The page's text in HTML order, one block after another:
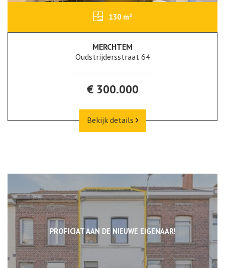
130 m²
MERCHTEM
Oudstrijdersstraat 64
€ 300.000
Bekijk details
PROFICIAT AAN DE NIEUWE EIGENAAR!